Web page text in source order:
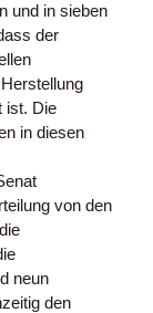
und in sieben
der
ist. Die
in diesen
von den
neun
den